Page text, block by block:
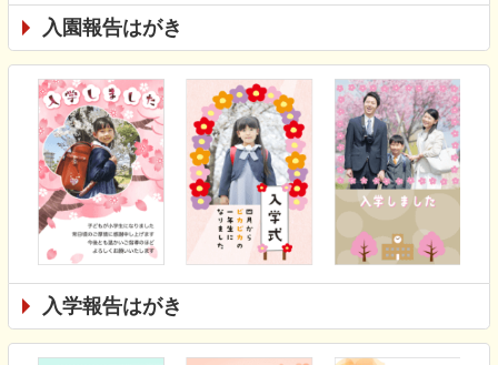
入園報告はがき
入学報告はがき